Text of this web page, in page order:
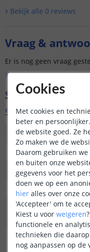
Bekijk alle 0 reviews
Vraag &
Er is nog geen vraag
Bekijk alle Vraag &
Specificaties
Specificaties
Maximaal verbruik
Vergelijkbaar met
Lumen
CRI
Kleur
Kleurtemperatuur
Cookies
Met cookies en
beter en
de website goed. Ze
Zo maken we de
Daarom gebruiken
en buiten onze
gegevens voor het
doen we op een
hier alles over onze
'Accepteer' om te
Kiest u voor weigeren?
functionele en
technieken die
nog aanpassen op de